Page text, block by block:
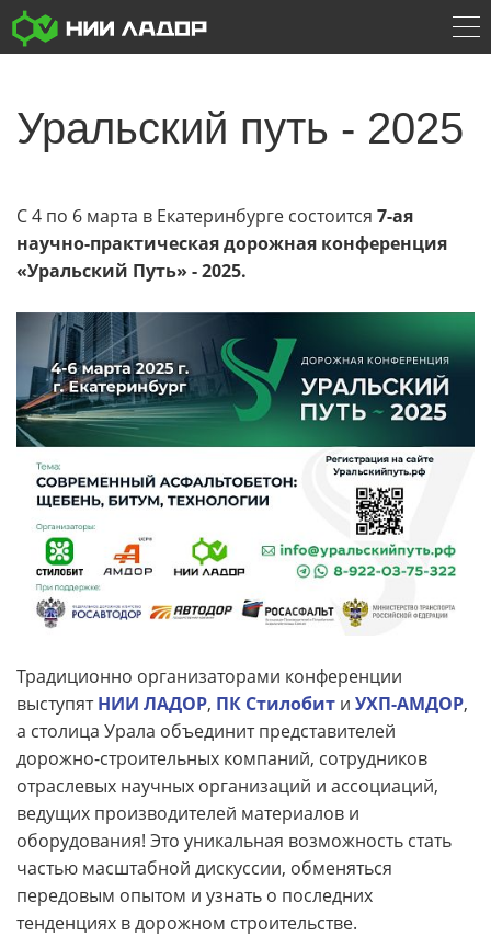
Уральский путь - 2025
С 4 по 6 марта в Екатеринбурге состоится 7-ая
научно-практическая дорожная конференция
«Уральский Путь» - 2025.
Традиционно организаторами конференции
выступятНИИ ЛАДОР, ПК Стилобит и УХП-АМДОР,
а столица Урала объединит представителей
дорожно-строительных компаний, сотрудников
отраслевых научных организаций и ассоциаций,
ведущих производителей материалов и
оборудования! Это уникальная возможность стать
частью масштабной дискуссии, обменяться
передовым опытом и узнать о последних
тенденциях в дорожном строительстве.